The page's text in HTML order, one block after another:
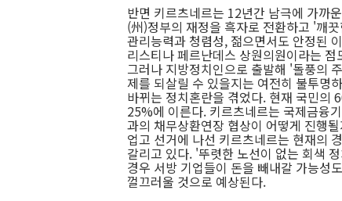
반면 키르츠네르는 12년간 남극에 가까
(州)정부의 재정을 흑자로 전환하고 '깨
관리능력과 청렴성, 젊으면서도 안정된
리스티나 페르난데스 상원의원이라는
그러나 지방정치인으로 출발해 '돌풍의
제를 되살릴 수 있을지는 여전히 불투명
바뀌는 정치혼란을 겪었다. 현재 국민의
25%에 이른다. 키르츠네르는 국제금융
과의 채무상환연장 협상이 어떻게 진행
업고 선거에 나선 키르츠네르는 현재의
갈리고 있다. '뚜렷한 노선이 없는 회색
경우 서방 기업들이 돈을 빼내갈 가능성
껄끄러울 것으로 예상된다.